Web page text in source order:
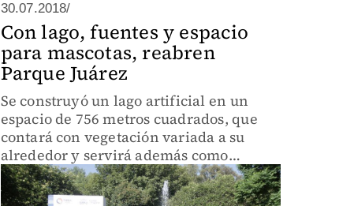
30.07.2018/
Con lago, fuentes y espacio
para mascotas, reabren
Parque Juárez
Se construyó un lago artificial en un
espacio de 756 metros cuadrados, que
contará con vegetación variada a su
alrededor y servirá además como
captador de agua de lluvia